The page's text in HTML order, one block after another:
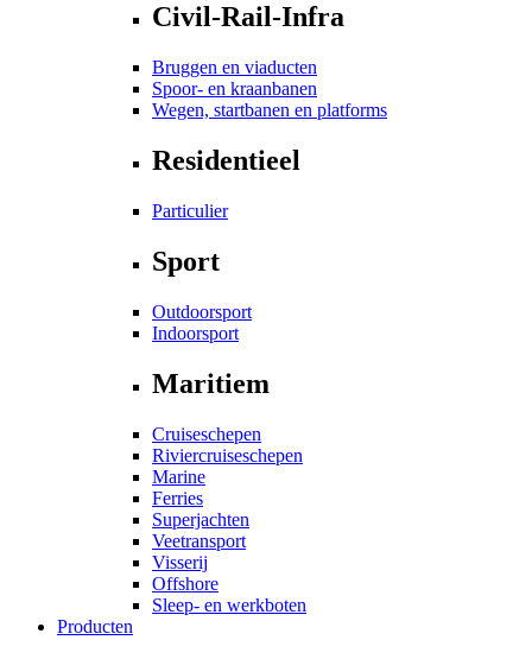
Civil-Rail-Infra
Bruggen en viaducten
Spoor- en kraanbanen
Wegen, startbanen en platforms
Residentieel
Particulier
Sport
Outdoorsport
Indoorsport
Maritiem
Cruiseschepen
Riviercruiseschepen
Marine
Ferries
Superjachten
Veetransport
Visserij
Offshore
Sleep- en werkboten
Producten